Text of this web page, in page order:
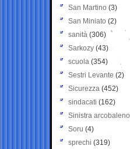
San Martino (3)
San Miniato (2)
sanità (306)
Sarkozy (43)
scuola (354)
Sestri Levante (2)
Sicurezza (452)
sindacati (162)
Sinistra arcobaleno
Soru (4)
sprechi (319)